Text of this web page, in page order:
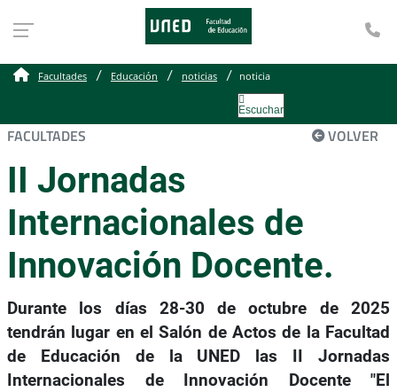
Facultades Educación noticias noticia
Escuchar
FACULTADES VOLVER
II Jornadas
Internacionales de
Innovación Docente.
Durante los días 28-30 de octubre de 2025
tendrán lugar en el Salón de Actos de la Facultad
de Educación de la UNED las II Jornadas
Internacionales de Innovación Docente "El